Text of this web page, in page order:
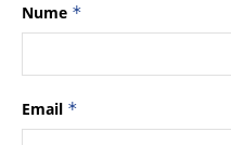
Nume *
Email *